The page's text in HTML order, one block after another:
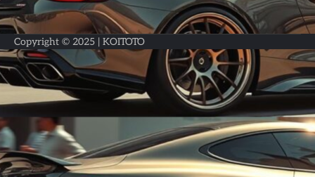
Copyright © 2025 | KOITOTO